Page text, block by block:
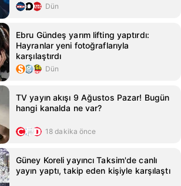
Dün
Ebru Gündeş yarım lifting yaptırdı:
Hayranlar yeni fotoğraflarıyla
karşılaştırdı
Dün
TV yayın akışı 9 Ağustos Pazar! Bugün
hangi kanalda ne var?
18 dakika önce
Güney Koreli yayıncı Taksim'de canlı
yayın yaptı, takip eden kişiyle karşılaştı